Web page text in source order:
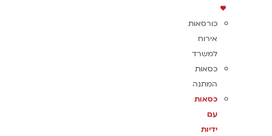
כורסאות
אירוח
למשרד
כסאות
המתנה
כסאות
עם
ידיות